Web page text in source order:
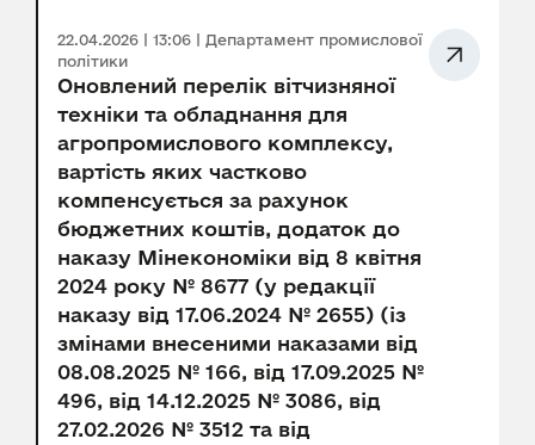
22.04.2026 | 13:06 | Департамент промислової
політики
Оновлений перелік вітчизняної
техніки та обладнання для
агропромислового комплексу,
вартість яких частково
компенсується за рахунок
бюджетних коштів, додаток до
наказу Мінекономіки від 8 квітня
2024 року № 8677 (у редакції
наказу від 17.06.2024 № 2655) (із
змінами внесеними наказами від
08.08.2025 № 166, від 17.09.2025 №
496, від 14.12.2025 № 3086, від
27.02.2026 № 3512 та від